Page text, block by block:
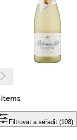
items
Filtrovat a seřadit (108)